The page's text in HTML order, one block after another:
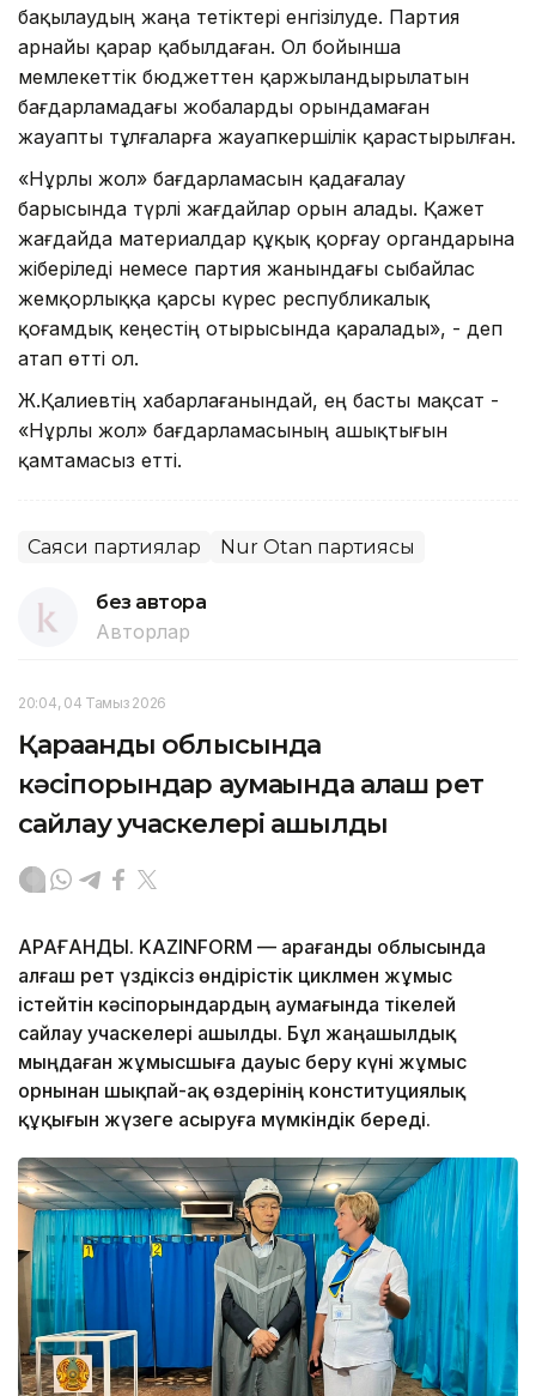
бақылаудың жаңа тетіктері енгізілуде. Партия
арнайы қарар қабылдаған. Ол бойынша
мемлекеттік бюджеттен қаржыландырылатын
бағдарламадағы жобаларды орындамаған
жауапты тұлғаларға жауапкершілік қарастырылған.
«Нұрлы жол» бағдарламасын қадағалау
барысында түрлі жағдайлар орын алады. Қажет
жағдайда материалдар құқық қорғау органдарына
жіберіледі немесе партия жанындағы сыбайлас
жемқорлыққа қарсы күрес республикалық
қоғамдық кеңестің отырысында қаралады», - деп
атап өтті ол.
Ж.Қалиевтің хабарлағанындай, ең басты мақсат -
«Нұрлы жол» бағдарламасының ашықтығын
қамтамасыз етті.
Саяси партиялар Nur Otan партиясы
без автора
Авторлар
20:04, 04 Тамыз 2026
Қарағанды облысында
кәсіпорындар аумағында алғаш рет
сайлау учаскелері ашылды
ҚАРАҒАНДЫ. KAZINFORM — Қарағанды облысында
алғаш рет үздіксіз өндірістік циклмен жұмыс
істейтін кәсіпорындардың аумағында тікелей
сайлау учаскелері ашылды. Бұл жаңашылдық
мыңдаған жұмысшыға дауыс беру күні жұмыс
орнынан шықпай-ақ өздерінің конституциялық
құқығын жүзеге асыруға мүмкіндік береді.